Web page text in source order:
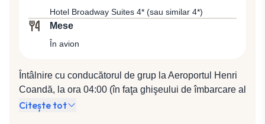
Hotel Broadway Suites 4* (sau similar 4*)
Mese
În avion
Întâlnire cu conducătorul de grup la Aeroportul Henri
Coandă, la ora 04:00 (în faţa ghişeului de îmbarcare al
companiei Air France). Plecare spre Paris cu
Citește tot